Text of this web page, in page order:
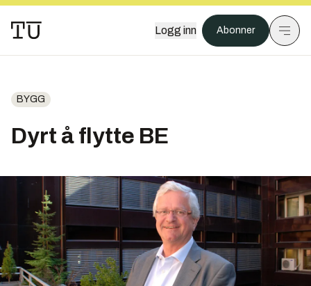
Logg inn Abonner
BYGG
Dyrt å flytte BE